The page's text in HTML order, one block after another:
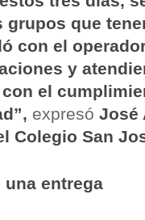
grupos que
con el
y
el
expresó José
Colegio San
una entrega